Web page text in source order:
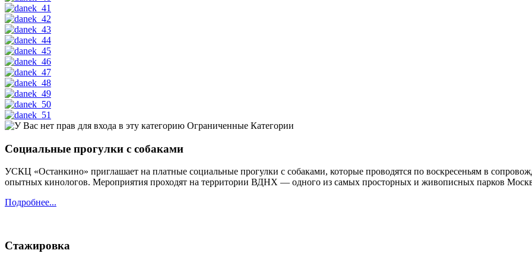
Ограниченные Категории
Социальные прогулки с собаками
УСКЦ «Останкино» приглашает на платные социальные прогулки с собаками, которые проводятся по воскресеньям в
опытных кинологов. Мероприятия проходят на территории ВДНХ — одного из самых просторных и живописных парков
Подробнее...
Стажировка